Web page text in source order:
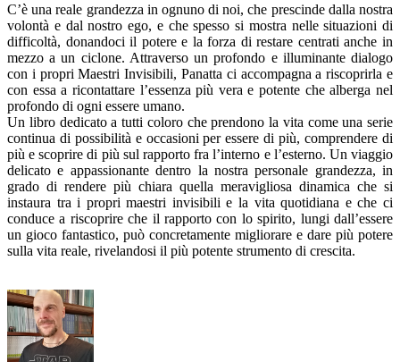
C’è una reale grandezza in ognuno di noi, che prescinde dalla nostra
volontà e dal nostro ego, e che spesso si mostra nelle situazioni di
difficoltà, donandoci il potere e la forza di restare centrati anche in
mezzo a un ciclone. Attraverso un profondo e illuminante dialogo
con i propri Maestri Invisibili, Panatta ci accompagna a riscoprirla e
con essa a ricontattare l’essenza più vera e potente che alberga nel
profondo di ogni essere umano.
Un libro dedicato a tutti coloro che prendono la vita come una serie
continua di possibilità e occasioni per essere di più, comprendere di
più e scoprire di più sul rapporto fra l’interno e l’esterno. Un viaggio
delicato e appassionante dentro la nostra personale grandezza, in
grado di rendere più chiara quella meravigliosa dinamica che si
instaura tra i propri maestri invisibili e la vita quotidiana e che ci
conduce a riscoprire che il rapporto con lo spirito, lungi dall’essere
un gioco fantastico, può concretamente migliorare e dare più potere
sulla vita reale, rivelandosi il più potente strumento di crescita.